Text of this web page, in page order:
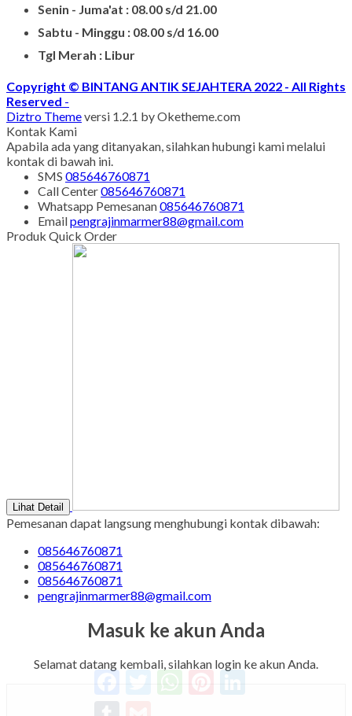
Senin - Juma'at : 08.00 s/d 21.00
Sabtu - Minggu : 08.00 s/d 16.00
Tgl Merah : Libur
Copyright © BINTANG ANTIK SEJAHTERA 2022 - All Rights
Reserved -
Diztro Themeversi 1.2.1 by Oketheme.com
FacebookTwitterWhatsAppPinterest
Kontak Kami
Apabila ada yang ditanyakan, silahkan hubungi kami melalui
kontak di bawah ini.
SMS 085646760871
Call Center085646760871
Whatsapp Pemesanan085646760871
Emailpengrajinmarmer88@gmail.com
Produk Quick Order
Lihat Detail
Pemesanan dapat langsung menghubungi kontak dibawah:
085646760871
085646760871
085646760871
pengrajinmarmer88@gmail.com
Masuk ke akun Anda
Selamat datang kembali, silahkan login ke akun Anda.